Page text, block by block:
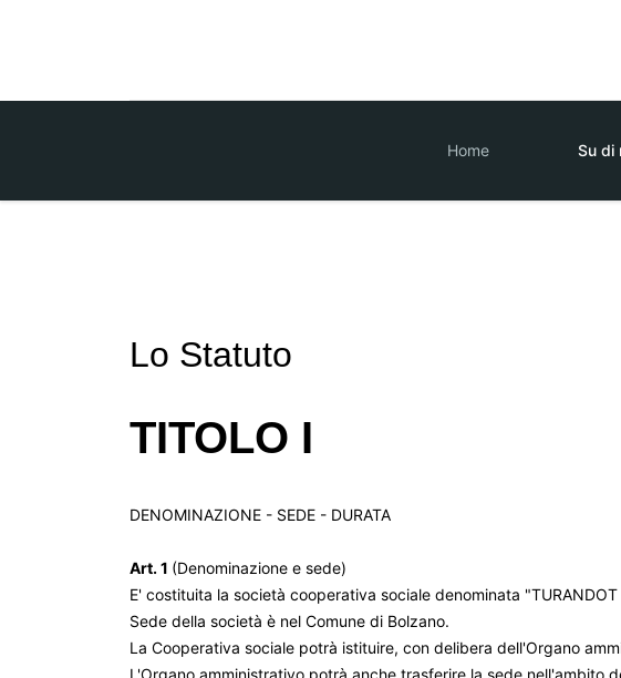
Home Su di
Lo Statuto
TITOLO I
DENOMINAZIONE - SEDE - DURATA
Art. 1 (Denominazione e sede)
E' costituita la società cooperativa sociale denominata
Sede della società è nel Comune di Bolzano.
La Cooperativa sociale potrà istituire, con delibera dell'Organo
L'Organo amministrativo potrà anche trasferire la sede nell'ambito